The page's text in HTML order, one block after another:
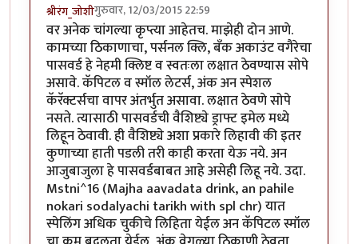
श्रीरंग_जोशीगुरुवार, 12/03/2015 22:59
वर अनेक चांगल्या कृप्त्या आहेतच. माझेही दोन आणे.
कामच्या ठिकाणाचा, पर्सनल क्लि, बँक अकाउंट वगैरेचा
पासवर्ड हे नेहमी क्लिष्ट व स्वतःला लक्षात ठेवण्यास सोपे
असावे. कॅपिटल व स्मॉल लेटर्स, अंक अन स्पेशल
कॅरॅक्टर्सचा वापर अंतर्भुत असावा. लक्षात ठेवणे सोपे
नसते. त्यासाठी पासवर्डची वैशिष्ट्ये ड्राफ्ट इमेल मध्ये
लिहून ठेवावी. ही वैशिष्ट्ये अशा प्रकारे लिहावी की इतर
कुणाच्या हाती पडली तरी काही करता येऊ नये. अन
आजुबाजुला हे पासवर्डबाबत आहे असेही लिहू नये. उदा.
Mstni^16 (Majha aavadata drink, an pahile
nokari sodalyachi tarikh with spl chr) यात
स्पेलिंग अधिक चुकीचे लिहिता येईल अन कॅपिटल स्मॉल